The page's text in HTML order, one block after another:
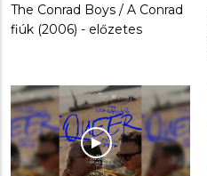
The Conrad Boys / A Conrad
fiúk (2006) - előzetes